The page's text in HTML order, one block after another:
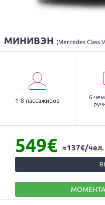
МИНИВЭН (Mercedes Class
1-8 пассажиров
6
549€ ≈137€/чел.